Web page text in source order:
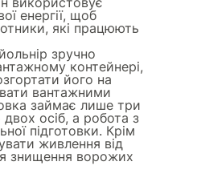
енергії, щоб
які працюють
зручно
контейнері,
його на
вантажними
займає лише три
осіб, а робота з
підготовки. Крім
живлення від
знищення ворожих